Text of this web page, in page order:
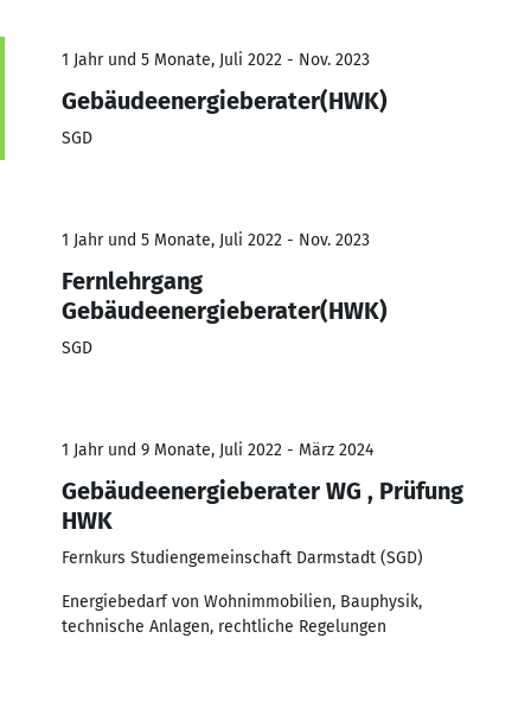
1 Jahr und 5 Monate, Juli 2022 - Nov. 2023
Gebäudeenergieberater(HWK)
SGD
1 Jahr und 5 Monate, Juli 2022 - Nov. 2023
Fernlehrgang
Gebäudeenergieberater(HWK)
SGD
1 Jahr und 9 Monate, Juli 2022 - März 2024
Gebäudeenergieberater WG , Prüfung
HWK
Fernkurs Studiengemeinschaft Darmstadt (SGD)
Energiebedarf von Wohnimmobilien, Bauphysik,
technische Anlagen, rechtliche Regelungen